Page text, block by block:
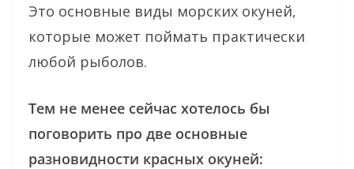
Это основные виды морских окуней,
которые может поймать практически
любой рыболов.
Тем не менее сейчас хотелось бы
поговорить про две основные
разновидности красных окуней: